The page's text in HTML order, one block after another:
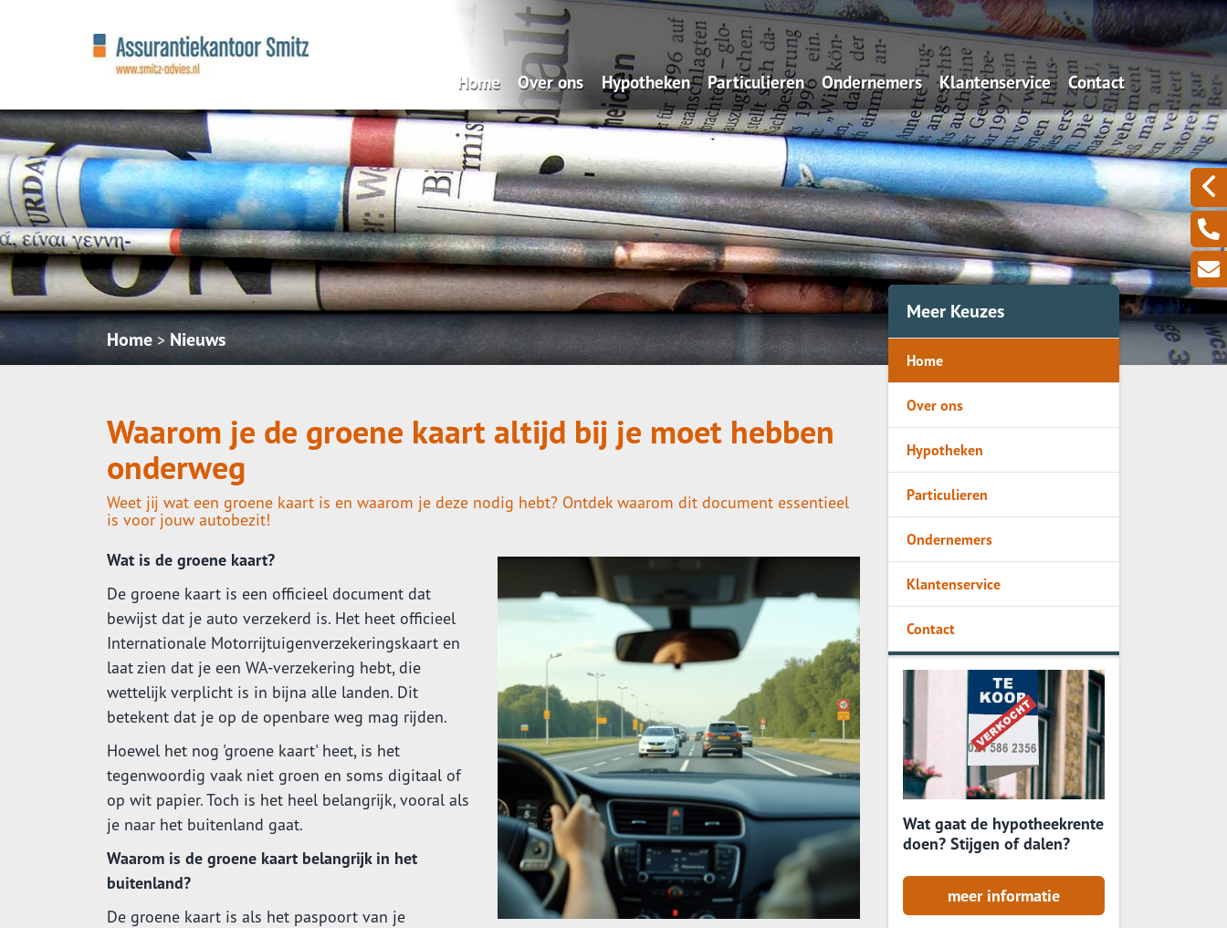
Home Over ons
Zo makkelijk: onze Service App
Wat doen wij?
Verzekeren
Spaardiensten
Pensioen
Hypotheekadvisering
Hypotheken
Oeps, een hypotheek (filmpje)
Actuele hypotheekrentes
Renteverwachting
Maximale hypotheek
Hypotheekvormen
Stappenplan
Tips
Particulieren
Verzekeren
Pensioen
Sparen
Ondernemers
Algemeen
Aansprakelijkheid
Uw zakelijke bezittingen
Een zieke ondernemer
Omzetverlies
Pensioen
Klantenservice
Iets wijzigen?
Schadeformulieren
Serviceformulieren
Contact
Home > Nieuws
Waarom je de groene kaart altijd bij je moet hebben
onderweg
Weet jij wat een groene kaart is en waarom je deze nodig hebt? Ontdek waarom dit document essentieel
is voor jouw autobezit!
Wat is de groene kaart?
De groene kaart is een officieel document dat
bewijst dat je auto verzekerd is. Het heet officieel
Internationale Motorrijtuigenverzekeringskaart en
laat zien dat je een WA-verzekering hebt, die
wettelijk verplicht is in bijna alle landen. Dit
betekent dat je op de openbare weg mag rijden.
Hoewel het nog 'groene kaart' heet, is het
tegenwoordig vaak niet groen en soms digitaal of
op wit papier. Toch is het heel belangrijk, vooral als
je naar het buitenland gaat.
Waarom is de groene kaart belangrijk in het
buitenland?
De groene kaart is als het paspoort van je
Meer Keuzes
Home
Over ons
Hypotheken
Particulieren
Ondernemers
Klantenservice
Contact
Wat gaat de hypotheekrente
doen? Stijgen of dalen?
meer informatie